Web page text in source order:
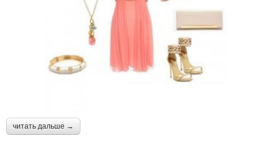
читать дальше →